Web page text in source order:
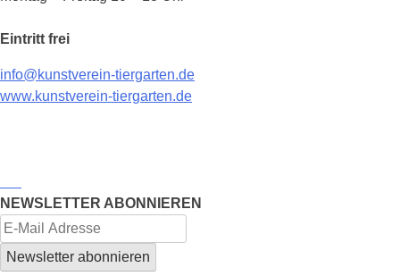
Eintritt frei
info@kunstverein-tiergarten.de
www.kunstverein-tiergarten.de
NEWSLETTER ABONNIEREN